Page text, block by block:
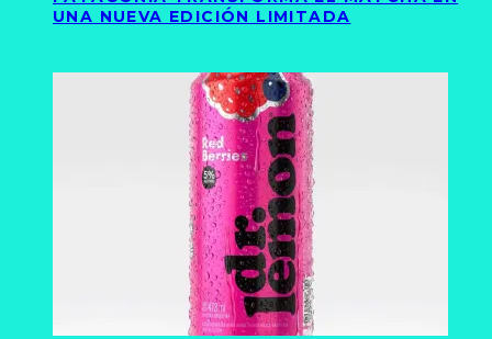
UNA NUEVA EDICIÓN LIMITADA